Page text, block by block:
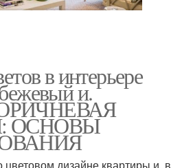
в интерьере
и.
ОСНОВЫ